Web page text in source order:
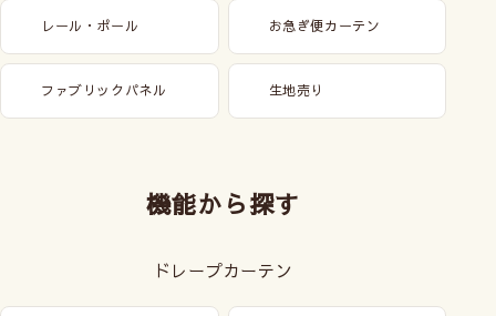
レール・ポール お急ぎ便カーテン
ファブリックパネル 生地売り
機能から探す
ドレープカーテン